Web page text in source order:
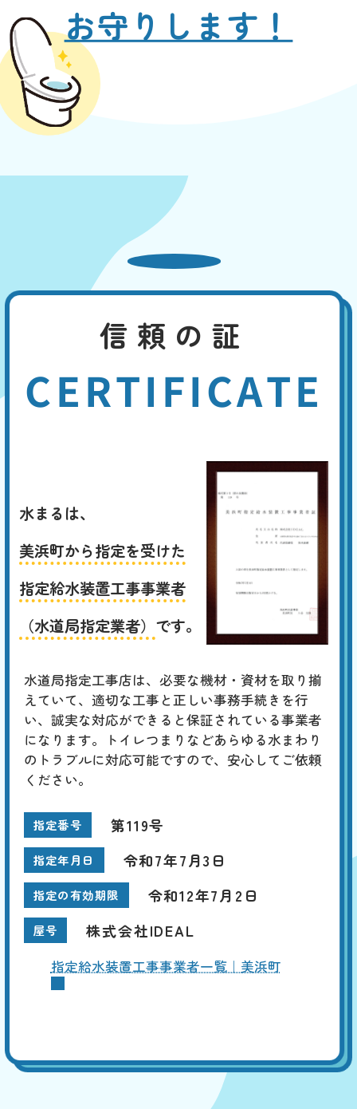
お守りします！
信頼の証
CERTIFICATE
水まるは、
美浜町から指定を受けた
指定給水装置工事事業者
（水道局指定業者） です。
水道局指定工事店は、必要な機材・資材を取り揃
えていて、適切な工事と正しい事務手続きを行
い、誠実な対応ができると保証されている事業者
になります。トイレつまりなどあらゆる水まわり
のトラブルに対応可能ですので、安心してご依頼
ください。
指定番号 第119号
指定年月日 令和7年7月3日
指定の有効期限 令和12年7月2日
屋号 株式会社IDEAL
指定給水装置工事事業者一覧｜美浜町